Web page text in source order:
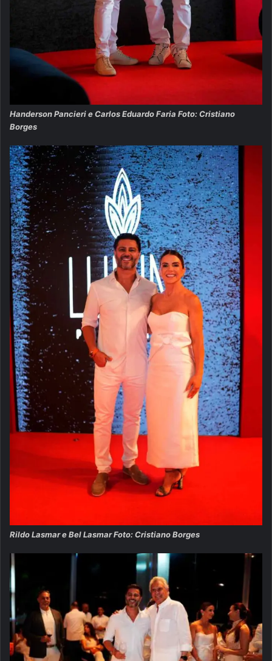
Handerson Pancieri e Carlos Eduardo Faria Foto: Cristiano
Borges
Rildo Lasmar e Bel Lasmar Foto: Cristiano Borges